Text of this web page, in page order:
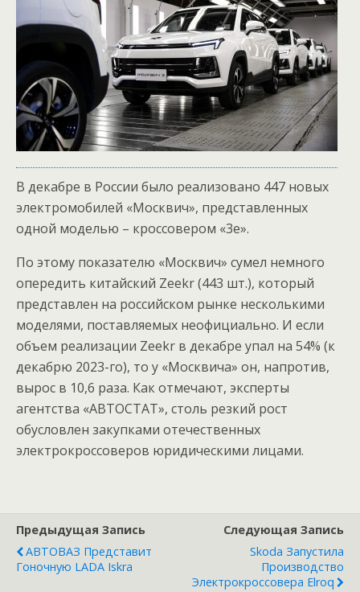
В декабре в России было реализовано 447 новых
электромобилей «Москвич», представленных
одной моделью – кроссовером «3е».
По этому показателю «Москвич» сумел немного
опередить китайский Zeekr (443 шт.), который
представлен на российском рынке несколькими
моделями, поставляемых неофициально. И если
объем реализации Zeekr в декабре упал на 54% (к
декабрю 2023-го), то у «Москвича» он, напротив,
вырос в 10,6 раза. Как отмечают, эксперты
агентства «АВТОСТАТ», столь резкий рост
обусловлен закупками отечественных
электрокроссоверов юридическими лицами.
Предыдущая Запись
АВТОВАЗ Представит
Гоночную LADA Iskra
Следующая Запись
Skoda Запустила
Производство
Электрокроссовера Elroq